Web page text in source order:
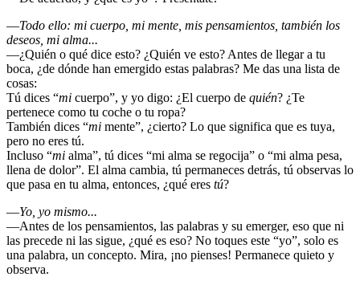
―Todo ello: mi cuerpo, mi mente, mis pensamientos, también los
deseos, mi alma...
―¿Quién o qué dice esto? ¿Quién ve esto? Antes de llegar a tu
boca, ¿de dónde han emergido estas palabras? Me das una lista de
cosas:
Tú dices “mi cuerpo”, y yo digo: ¿El cuerpo de quién? ¿Te
pertenece como tu coche o tu ropa?
También dices “mi mente”, ¿cierto? Lo que significa que es tuya,
pero no eres tú.
Incluso “mi alma”, tú dices “mi alma se regocija” o “mi alma pesa,
llena de dolor”. El alma cambia, tú permaneces detrás, tú observas lo
que pasa en tu alma, entonces, ¿qué eres tú?
―Yo, yo mismo...
―Antes de los pensamientos, las palabras y su emerger, eso que ni
las precede ni las sigue, ¿qué es eso? No toques este “yo”, solo es
una palabra, un concepto. Mira, ¡no pienses! Permanece quieto y
observa.